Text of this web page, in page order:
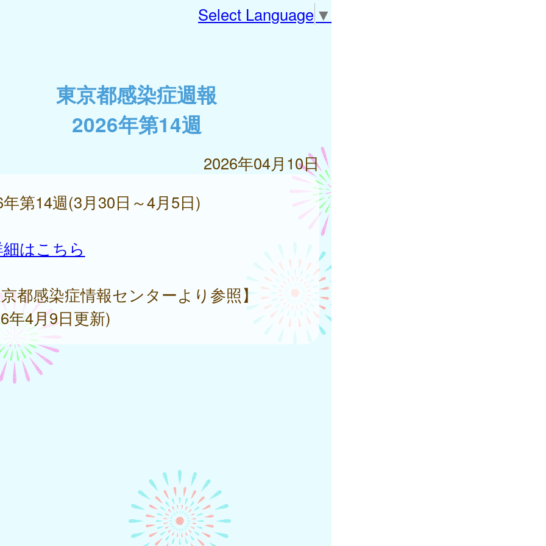
Select Language ▼
東京都感染症週報
2026年第14週
2026年04月10日
第14週(3月30日～4月5日)
はこちら
都感染症情報センターより参照】
年4月9日更新)